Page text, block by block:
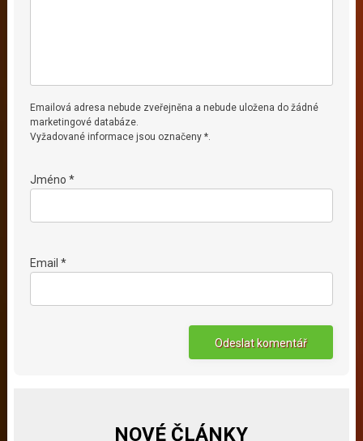
Emailová adresa nebude zveřejněna a nebude uložena do žádné
marketingové databáze.
Vyžadované informace jsou označeny *.
Jméno *
Email *
NOVÉ ČLÁNKY